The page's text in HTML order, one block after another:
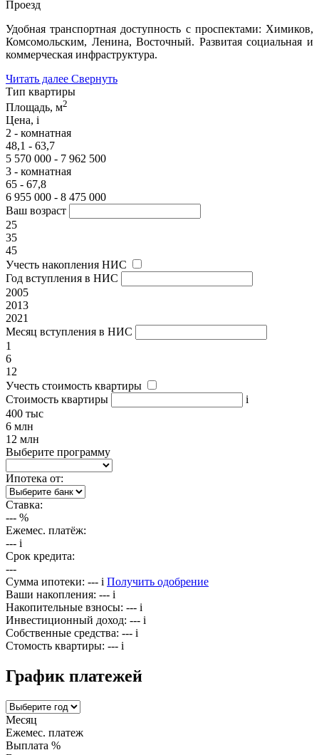
Проезд
Удобная транспортная доступность с проспектами: Химиков,
Комсомольским, Ленина, Восточный. Развитая социальная и
коммерческая инфраструктура.
Читать далее Свернуть
Тип квартиры
Площадь, м2
Цена, i
2 - комнатная
48,1 - 63,7
5 570 000 - 7 962 500
3 - комнатная
65 - 67,8
6 955 000 - 8 475 000
Ваш возраст
25
35
45
Учесть накопления НИС
Год вступления в НИС
2005
2013
2021
Месяц вступления в НИС
1
6
12
Учесть стоимость квартиры
Стоимость квартиры
i
400 тыс
6 млн
12 млн
Выберите программу
Ипотека от:
Ставка:
--- %
Ежемес. платёж:
--- i
Срок кредита:
---
Сумма ипотеки: --- i Получить одобрение
Ваши накопления: --- i
Накопительные взносы: --- i
Инвестиционный доход: --- i
Собственные средства: --- i
Стомость квартиры: --- i
График платежей
Месяц
Ежемес. платеж
Выплата %